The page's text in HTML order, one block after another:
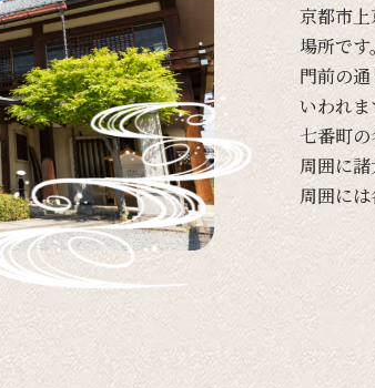
京都市
場所です。
門前の通
いわれま
七番町の
周囲に諸
周囲には